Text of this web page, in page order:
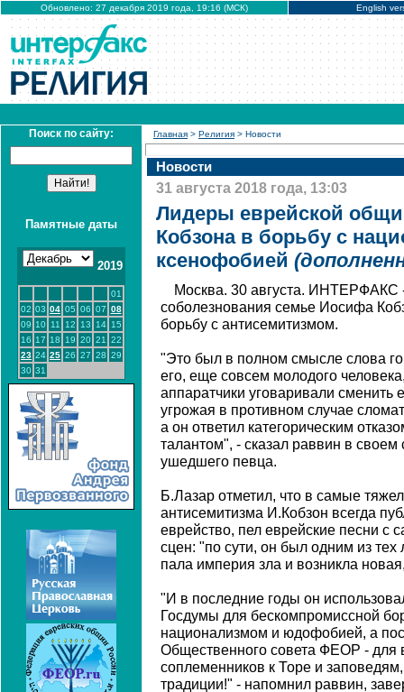
Обновлено: 27 декабря 2019 года, 19:16 (МСК) English
Поиск по сайту:
Памятные даты
2019
01
02 03 04 05 06 07 08
09 10 11 12 13 14 15
16 17 18 19 20 21
22
23 24 25 26 27 28 29
30 31
Главная > Религия > Новости
Новости
31 августа 2018 года, 13:03
Лидеры еврейской
Кобзона в борьбу с
ксенофобией
Москва. 30 августа. ИНТЕРФАКС
соболезнования семье Иосифа
борьбу с антисемитизмом.
"Это был в полном смысле слова
его, еще совсем молодого
аппаратчики уговаривали
угрожая в противном случае
а он ответил категорическим
талантом", - сказал раввин в
ушедшего певца.
Б.Лазар отметил, что в самые
антисемитизма И.Кобзон всегда
еврейство, пел еврейские песни с
сцен: "по сути, он был одним из
пала империя зла и возникла
"И в последние годы он
Госдумы для бескомпромиссной
национализмом и юдофобией, а
Общественного совета ФЕОР - для
соплеменников к Торе и
традиции!" - напомнил раввин,